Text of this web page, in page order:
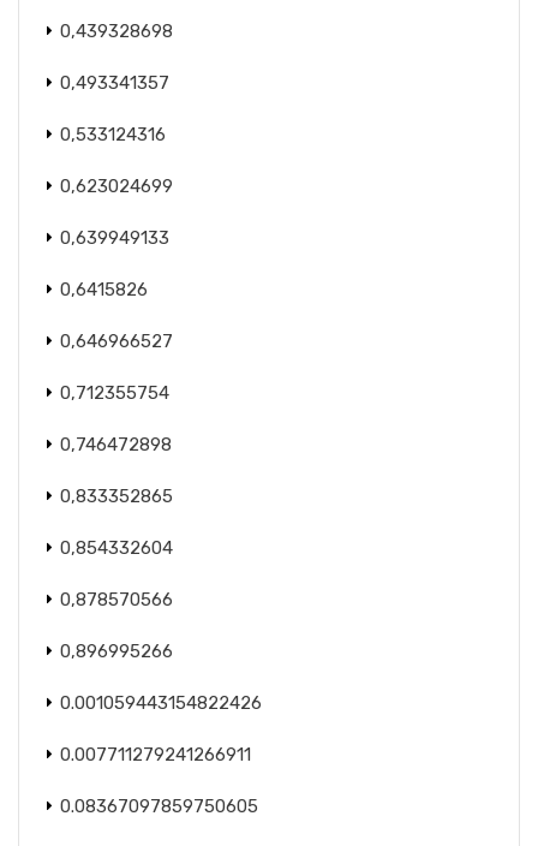
0,439328698
0,493341357
0,533124316
0,623024699
0,639949133
0,6415826
0,646966527
0,712355754
0,746472898
0,833352865
0,854332604
0,878570566
0,896995266
0.001059443154822426
0.007711279241266911
0.08367097859750605